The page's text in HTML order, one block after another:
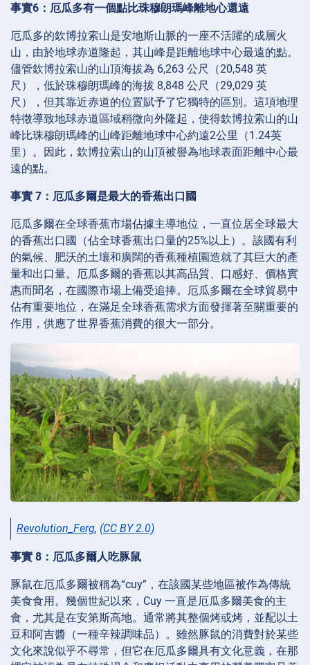
事實6：厄瓜多有一個點比珠穆朗瑪峰離地心還遠
厄瓜多的欽博拉索山是安地斯山脈的一座不活躍的成層火
山，由於地球赤道隆起，其山峰是距離地球中心最遠的點。
儘管欽博拉索山的山頂海拔為 6,263 公尺（20,548 英
尺），低於珠穆朗瑪峰的海拔 8,848 公尺（29,029 英
尺），但其靠近赤道的位置賦予了它獨特的區別。這項地理
特徵導致地球赤道區域稍微向外隆起，使得欽博拉索山的山
峰比珠穆朗瑪峰的山峰距離地球中心約遠2公里（1.24英
里）。因此，欽博拉索山的山頂被譽為地球表面距離中心最
遠的點。
事實 7：厄瓜多爾是最大的香蕉出口國
厄瓜多爾在全球香蕉市場佔據主導地位，一直位居全球最大
的香蕉出口國（佔全球香蕉出口量的25%以上）。該國有利
的氣候、肥沃的土壤和廣闊的香蕉種植園造就了其巨大的產
量和出口量。厄瓜多爾的香蕉以其高品質、口感好、價格實
惠而聞名，在國際市場上備受追捧。厄瓜多爾在全球貿易中
佔有重要地位，在滿足全球香蕉需求方面發揮著至關重要的
作用，供應了世界香蕉消費的很大一部分。
Revolution_Ferg, (CC BY 2.0)
事實 8：厄瓜多爾人吃豚鼠
豚鼠在厄瓜多爾被稱為“cuy”，在該國某些地區被作為傳統
美食食用。幾個世紀以來，Cuy 一直是厄瓜多爾美食的主
食，尤其是在安第斯高地。通常將其整個烤或烤，並配以土
豆和阿吉醬（一種辛辣調味品）。雖然豚鼠的消費對於某些
文化來說似乎不尋常，但它在厄瓜多爾具有文化意義，在那